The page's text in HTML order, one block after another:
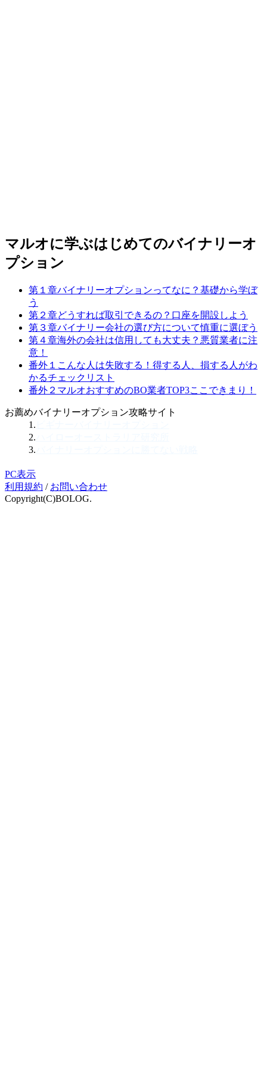
マルオに学ぶはじめてのバイナリーオ
プション
第１章バイナリーオプションってなに？ 基礎から学ぼ
う
第２章どうすれば取引できるの？ 口座を開設しよう
第３章バイナリー会社の選び方について慎重に選ぼう
第４章海外の会社は信用しても大丈夫？ 悪質業者に注
意！
番外１ こんな人は失敗する！ 得する人、損する人がわ
かるチェックリスト
番外２ マルオおすすめのBO業者TOP3ここできまり！
お薦めバイナリーオプション攻略サイト
1.
2.
3.
PC表示
利用規約 / お問い合わせ
Copyright(C)BOLOG.